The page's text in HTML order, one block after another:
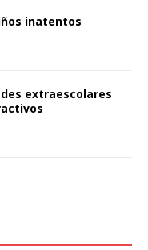
inatentos
extraescolares